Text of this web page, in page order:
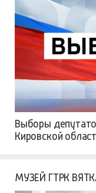
Выборы
Кировской
МУЗЕЙ ГТРК